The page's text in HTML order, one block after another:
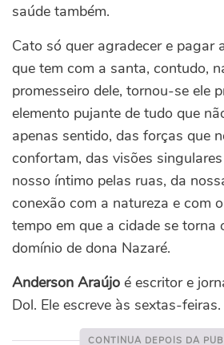
saúde também.
Cato só quer agradecer e pagar
que tem com a santa, contudo,
promesseiro dele, tornou-se ele
elemento pujante de tudo que
apenas sentido, das forças que
confortam, das visões
nosso íntimo pelas ruas, da
conexão com a natureza e com
tempo em que a cidade se torna
domínio de dona Nazaré.
Anderson Araújo é escritor e
Dol. Ele escreve às sextas-feiras.